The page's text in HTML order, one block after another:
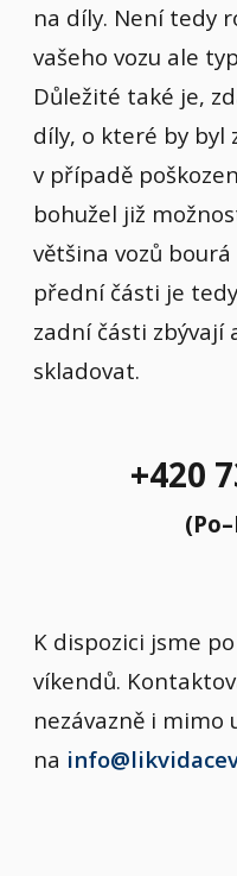
na díly. Není tedy
vašeho vozu ale
Důležité také je,
díly, o které by byl
v případě
bohužel již
většina vozů
přední části je
zadní části zbývají
skladovat.
+420
K dispozici jsme
víkendů.
nezávazně i mimo
na